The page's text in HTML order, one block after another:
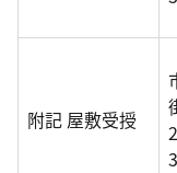
附記 屋敷受授